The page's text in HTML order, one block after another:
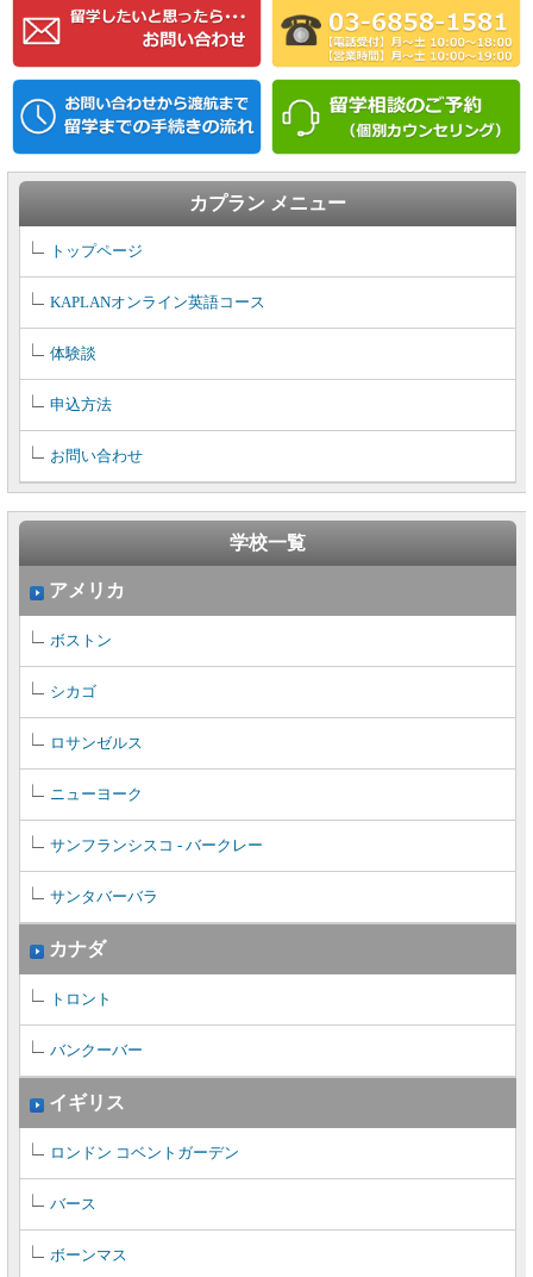
カプラン メニュー
トップページ
KAPLANオンライン英語コース
体験談
申込方法
お問い合わせ
学校一覧
アメリカ
ボストン
シカゴ
ロサンゼルス
ニューヨーク
サンフランシスコ - バークレー
サンタバーバラ
カナダ
トロント
バンクーバー
イギリス
ロンドン コベントガーデン
バース
ボーンマス